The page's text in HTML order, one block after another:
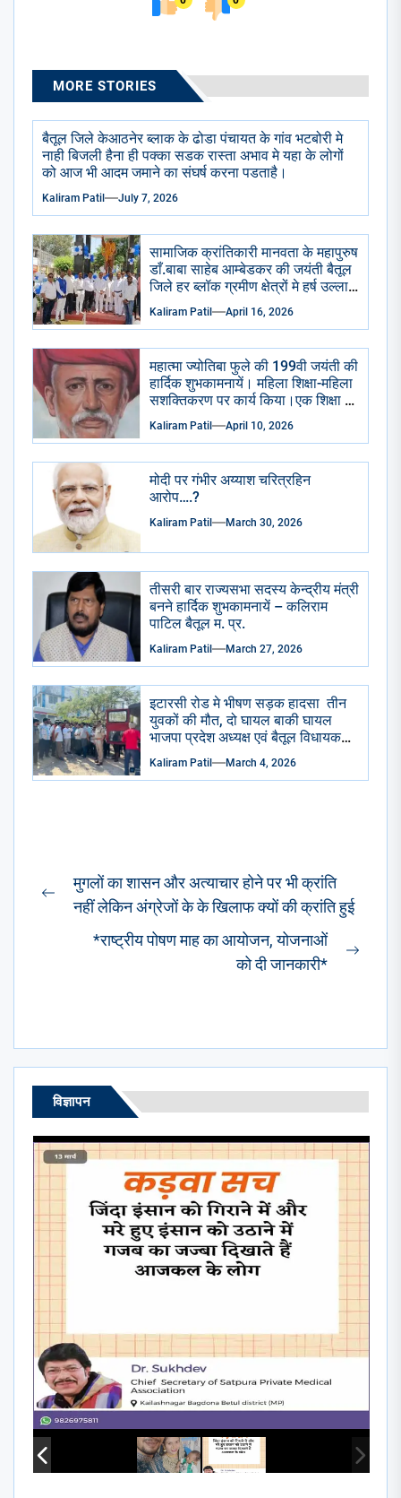
MORE STORIES
बैतूल जिले केआठनेर ब्लाक के ढोडा पंचायत के गांव भटबोरी मे
नाही बिजली हैना ही पक्का सडक रास्ता अभाव मे यहा के लोगों
को आज भी आदम जमाने का संघर्ष करना पडताहै।
Kaliram Patil July 7, 2026
सामाजिक क्रांतिकारी मानवता के महापुरुष
डाँ.बाबा साहेब आम्बेडकर की जयंती बैतूल
जिले हर ब्लॉक ग्रमीण क्षेत्रों मे हर्ष उल्लास
से मनाई गई सभी सामाजिक राजनैतिक
प्रमुख संगठन भाजपा आप कांग्रेसीयो ने
अभिवादन किया . केक काटा गया ढोल
ढमाके साथ रैली निकाली गई।
Kaliram Patil April 16, 2026
महात्मा ज्योतिबा फुले की 199वी जयंती की
हार्दिक शुभकामनायें। महिला शिक्षा-महिला
सशक्तिकरण पर कार्य किया।एक शिक्षा के
अभाव मे शुद्रो का पतन हुआ है।
Kaliram Patil April 10, 2026
मोदी पर गंभीर अय्याश चरित्रहिन
आरोप….?
Kaliram Patil March 30, 2026
तीसरी बार राज्यसभा सदस्य केन्द्रीय मंत्री
बनने हार्दिक शुभकामनायें – कलिराम
पाटिल बैतूल म. प्र.
Kaliram Patil March 27, 2026
इटारसी रोड मे भीषण सड़क हादसा तीन
युवकों की मौत, दो घायल बाकी घायल
भाजपा प्रदेश अध्यक्ष एवं बैतूल विधायक
हेमंत खंडेलवाल ने जिला अस्पताल
पहुंचकर जताया शोक घायलों के समुचित
Kaliram Patil March 4, 2026
Post
navigation
Previous
मुगलों का शासन और अत्याचार होने पर भी क्रांति
नहीं लेकिन अंग्रेजों के के खिलाफ क्यों की क्रांति हुई
*राष्ट्रीय पोषण माह का आयोजन, योजनाओं
को दी जानकारी*
विज्ञापन